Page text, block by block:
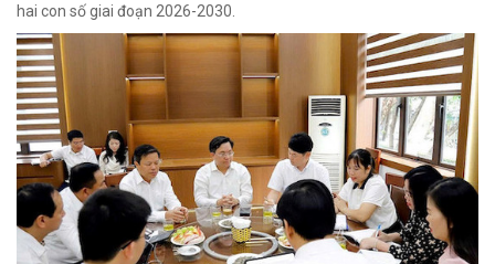
hai con số giai đoạn 2026-2030.